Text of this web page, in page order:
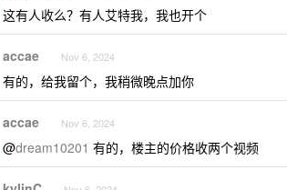
这有人收么？有人艾特我，我也开个
accae Nov 6, 2024
有的，给我留个，我稍微晚点加你
accae Nov 6, 2024
@dream10201 有的，楼主的价格收两个视频